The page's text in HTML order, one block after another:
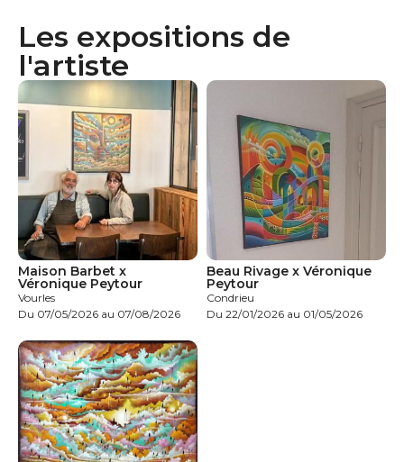
Les expositions de
l'artiste
Maison Barbet x
Véronique Peytour
Vourles
Du 07/05/2026 au 07/08/2026
Beau Rivage x Véronique
Peytour
Condrieu
Du 22/01/2026 au 01/05/2026